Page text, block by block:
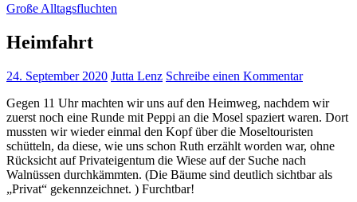
Große Alltagsfluchten
Heimfahrt
24. September 2020 Jutta Lenz Schreibe einen Kommentar
Gegen 11 Uhr machten wir uns auf den Heimweg, nachdem wir
zuerst noch eine Runde mit Peppi an die Mosel spaziert waren. Dort
mussten wir wieder einmal den Kopf über die Moseltouristen
schütteln, da diese, wie uns schon Ruth erzählt worden war, ohne
Rücksicht auf Privateigentum die Wiese auf der Suche nach
Walnüssen durchkämmten. (Die Bäume sind deutlich sichtbar als
„Privat“ gekennzeichnet. ) Furchtbar!